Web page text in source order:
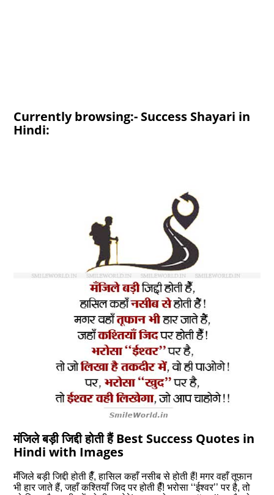
Currently browsing:- Success Shayari in
Hindi:
मंजिले बड़ी जिद्दी होती हैं Best Success Quotes in
Hindi with Images
मँजिले बड़ी जिद्दी होती हैँ, हासिल कहाँ नसीब से होती हैं! मगर वहाँ तूफान
भी हार जाते हैं, जहाँ कश्तियाँ जिद पर होती हैँ! भरोसा ‘‘ईश्वर’’ पर है, तो